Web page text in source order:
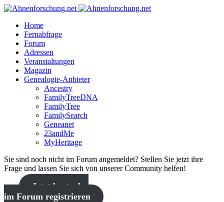
Home
Fernabfrage
Forum
Adressen
Veranstaltungen
Magazin
Genealogie-Anbieter
Ancestry
FamilyTreeDNA
FamilyTree
FamilySearch
Geneanet
23andMe
MyHeritage
Sie sind noch nicht im Forum angemeldet? Stellen Sie jetzt ihre
Frage und lassen Sie sich von unserer Community helfen!
Jetzt kostenlos
im Forum registrieren